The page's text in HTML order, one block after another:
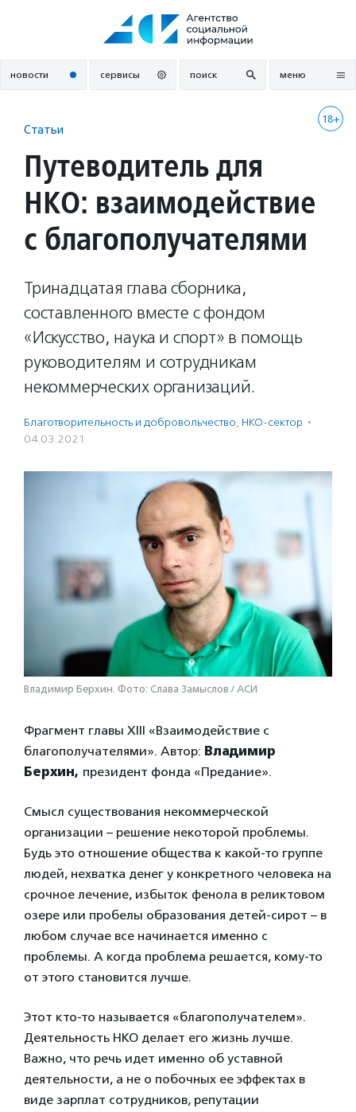
новости сервисы поиск меню
18+
Статьи
Путеводитель для
НКО: взаимодействие
с благополучателями
Тринадцатая глава сборника,
составленного вместе с фондом
«Искусство, наука и спорт» в помощь
руководителям и сотрудникам
некоммерческих организаций.
Благотвори­тель­ность и доброволь­чест­во, НКО-сектор ·
04.03.2021
Владимир Берхин. Фото: Слава Замыслов / АСИ
Фрагмент главы XIII «Взаимодействие с
благополучателями». Автор: Владимир
Берхин, президент фонда «Предание».
Смысл существования некоммерческой
организации – решение некоторой проблемы.
Будь это отношение общества к какой-то группе
людей, нехватка денег у конкретного человека на
срочное лечение, избыток фенола в реликтовом
озере или пробелы образования детей-сирот – в
любом случае все начинается именно с
проблемы. А когда проблема решается, кому-то
от этого становится лучше.
Этот кто-то называется «благополучателем».
Деятельность НКО делает его жизнь лучше.
Важно, что речь идет именно об уставной
деятельности, а не о побочных ее эффектах в
виде зарплат сотрудников, репутации